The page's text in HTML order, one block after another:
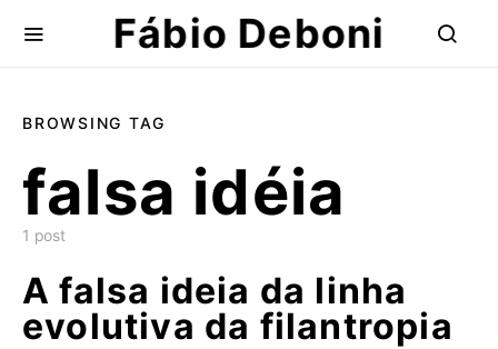
Fábio Deboni
BROWSING TAG
falsa idéia
1 post
A falsa ideia da linha
evolutiva da filantropia